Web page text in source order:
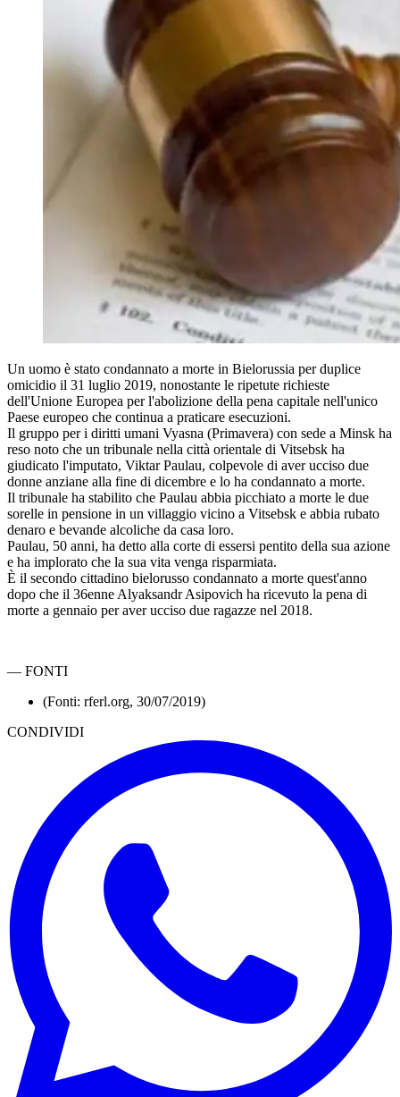
Un uomo è stato condannato a morte in Bielorussia per duplice
omicidio il 31 luglio 2019, nonostante le ripetute richieste
dell'Unione Europea per l'abolizione della pena capitale nell'unico
Paese europeo che continua a praticare esecuzioni.
Il gruppo per i diritti umani Vyasna (Primavera) con sede a Minsk ha
reso noto che un tribunale nella città orientale di Vitsebsk ha
giudicato l'imputato, Viktar Paulau, colpevole di aver ucciso due
donne anziane alla fine di dicembre e lo ha condannato a morte.
Il tribunale ha stabilito che Paulau abbia picchiato a morte le due
sorelle in pensione in un villaggio vicino a Vitsebsk e abbia rubato
denaro e bevande alcoliche da casa loro.
Paulau, 50 anni, ha detto alla corte di essersi pentito della sua azione
e ha implorato che la sua vita venga risparmiata.
È il secondo cittadino bielorusso condannato a morte quest'anno
dopo che il 36enne Alyaksandr Asipovich ha ricevuto la pena di
morte a gennaio per aver ucciso due ragazze nel 2018.
— FONTI
(Fonti: rferl.org, 30/07/2019)
CONDIVIDI